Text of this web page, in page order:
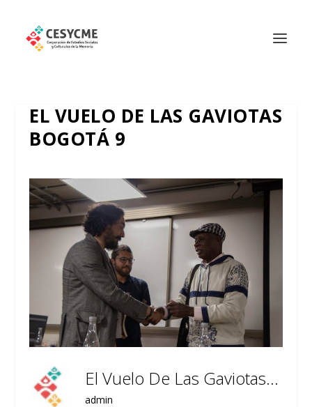
EL VUELO DE LAS GAVIOTAS
BOGOTÁ 9
El Vuelo De Las Gaviotas Bogotá 9
admin